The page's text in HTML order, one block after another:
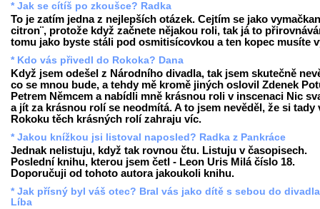
* Jak se cítíš po zkoušce? Radka
To je zatím jedna z nejlepších otázek. Cejtím se jako
citron¨, protože když začnete nějakou roli, tak já to
tomu jako byste stáli pod osmitisícovkou a ten kopec musíte
* Kdo vás přivedl do Rokoka? Dana
Když jsem odešel z Národního divadla, tak jsem skutečně
co se mnou bude, a tehdy mě kromě jiných oslovil Zdenek
Petrem Němcem a nabídli mně krásnou roli v inscenaci Nic
a jít za krásnou rolí se neodmítá. A to jsem nevěděl, že si tady
Rokoku těch krásných rolí zahraju víc.
* Jakou knížkou jsi listoval naposled? Radka z Pankráce
Jednak nelistuju, když tak rovnou čtu. Listuju v časopisech.
Poslední knihu, kterou jsem četl - Leon Uris Milá číslo 18.
Doporučuji od tohoto autora jakoukoli knihu.
* Jak přísný byl váš otec? Bral vás jako dítě s sebou do
Líba